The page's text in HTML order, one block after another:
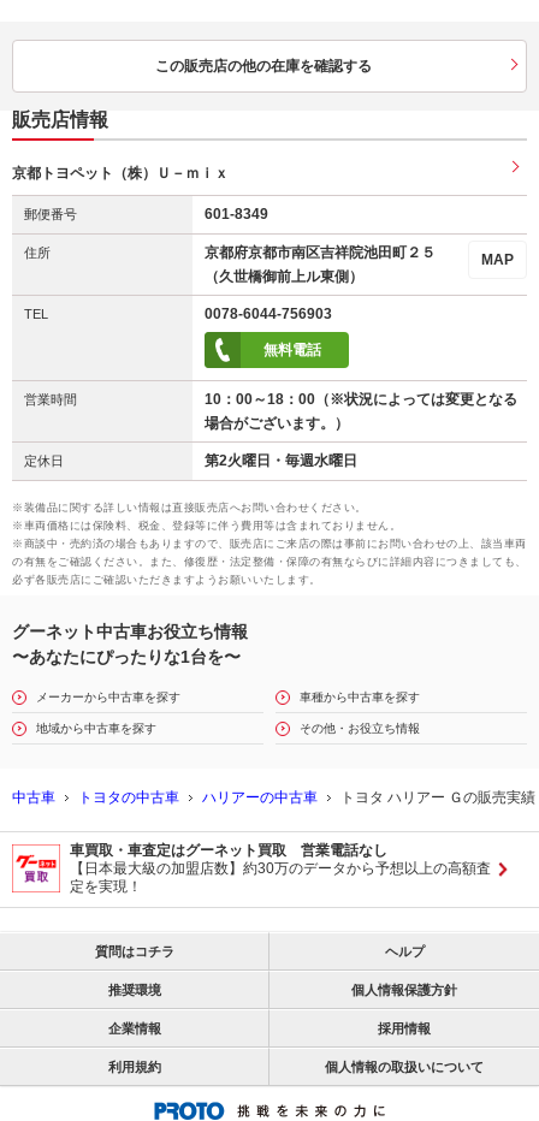
この販売店の他の在庫を確認する
販売店情報
京都トヨペット（株）Ｕ－ｍｉｘ
郵便番号 601-8349
住所 MAP
京都府京都市南区吉祥院池田町２５
（久世橋御前上ル東側）
TEL 0078-6044-756903
無料電話
営業時間
10：00～18：00（※状況によっては変更となる
場合がございます。）
定休日 第2火曜日・毎週水曜日
※装備品に関する詳しい情報は直接販売店へお問い合わせください。
※車両価格には保険料、税金、登録等に伴う費用等は含まれておりません。
※商談中・売約済の場合もありますので、販売店にご来店の際は事前にお問い合わせの上、該当車両
の有無をご確認ください。また、修復歴・法定整備・保障の有無ならびに詳細内容につきましても、
必ず各販売店にご確認いただきますようお願いいたします。
グーネット中古車お役立ち情報
〜あなたにぴったりな1台を〜
メーカーから中古車を探す 車種から中古車を探す
地域から中古車を探す その他・お役立ち情報
中古車 トヨタの中古車 ハリアーの中古車 トヨタ ハリアー Ｇの販売実績
車買取・車査定はグーネット買取 営業電話なし
【日本最大級の加盟店数】約30万のデータから予想以上の高額査
定を実現！
質問はコチラ ヘルプ
推奨環境 個人情報保護方針
企業情報 採用情報
利用規約 個人情報の取扱いについて